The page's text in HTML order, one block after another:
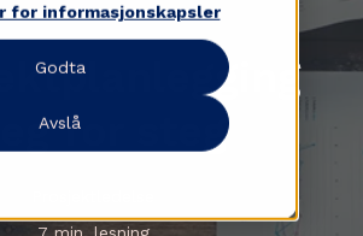
for informasjonskapsler
Godta
Avslåfor steg